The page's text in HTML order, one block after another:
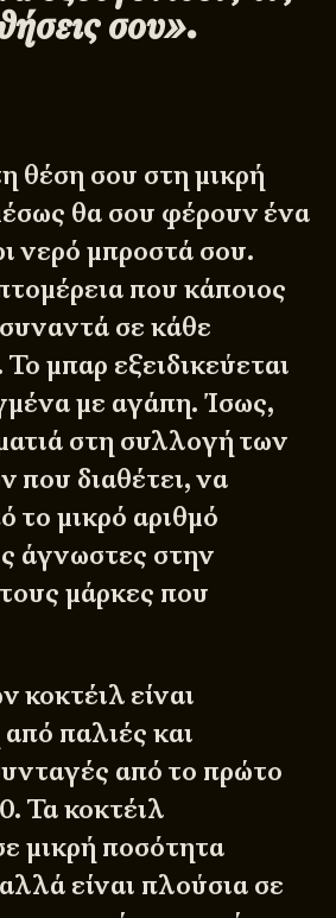
σου».
θέση σου στη μικρή
θα σου φέρουν ένα
νερό μπροστά σου.
που κάποιος
σε κάθε
μπαρ εξειδικεύεται
με αγάπη. Ίσως,
στη συλλογή των
που διαθέτει, να
το μικρό αριθμό
άγνωστες στην
μάρκες που
κοκτέιλ είναι
παλιές και
από το πρώτο
Τα κοκτέιλ
μικρή ποσότητα
είναι πλούσια σε